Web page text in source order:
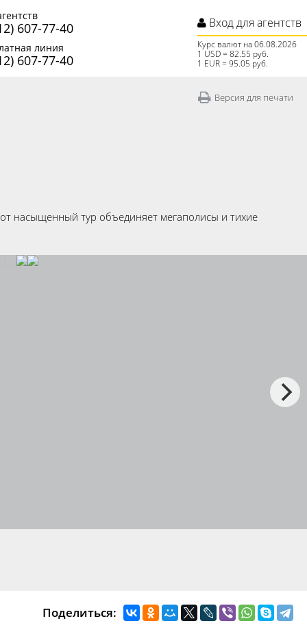
607-77-40
линия
607-77-40
Вход для агентств
Курс валют на 06.08.2026
1 USD = 82.55 руб.
1 EUR = 95.05 руб.
Версия для печати
насыщенный тур объединяет мегаполисы и тихие
Поделиться: